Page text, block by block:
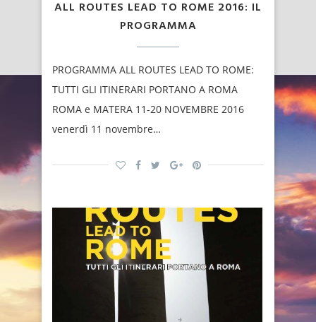
ALL ROUTES LEAD TO ROME 2016: IL
PROGRAMMA
PROGRAMMA ALL ROUTES LEAD TO ROME:
TUTTI GLI ITINERARI PORTANO A ROMA
ROMA e MATERA 11-20 NOVEMBRE 2016
venerdì 11 novembre…